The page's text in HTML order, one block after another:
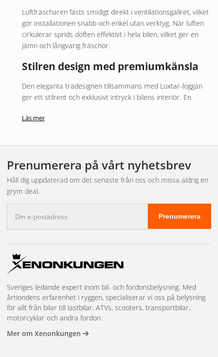
Luftfräscharen fästs smidigt direkt i ventilationsgallret, vilket
gör installationen snabb och enkel utan verktyg. När luften
cirkulerar sprids doften effektivt i hela bilen, vilket ger en
jämn och långvarig fräschör.
Stilren design med premiumkänsla
Den eleganta trädesignen tillsammans med Luxtar-loggan
ger ett stilrent och exklusivt intryck i bilens interiör. En
ha både doft och estetik.
Läs mer
Prenumerera på vårt nyhetsbrev
Håll dig uppdaterad om det senaste från oss och missa aldrig en
grym deal.
postadress
Prenumerera
Sveriges ledande expert inom bil- och fordonsbelysning. Med
årtiondens erfarenhet i ryggen, specialiserar vi oss på belysning
för allt från bilar till lastbilar, ATVs, scooters, transportbilar,
motorcyklar och andra fordon.
Mer om Xenonkungen